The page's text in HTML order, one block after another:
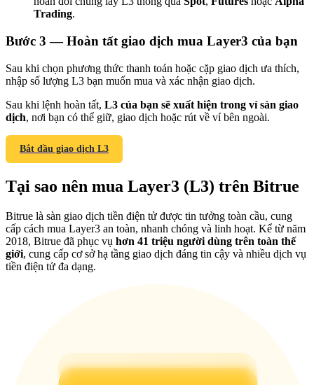
Giới thiệu
Mời một người bạn để nhận phần thưởng tiền mặt
Deposit & Trade BTC to Share 25000 USDT prize pool!
Trading.
Bước 3 —Hoàn tất giao dịch mua Layer3 của bạn
Sau khi chọn phương thức thanh toán hoặc cặp giao dịch ưa thích,
nhập số lượng L3 bạn muốn mua và xác nhận giao dịch.
Sau khi lệnh hoàn tất, L3 của bạn sẽ xuất hiện trong ví sàn giao
dịch, nơi bạn có thể giữ, giao dịch hoặc rút về ví bên ngoài.
Bắt đầu giao dịch L3
Tại sao nên mua Layer3 (L3) trên Bitrue
Bitrue là sàn giao dịch tiền điện tử được tin tưởng toàn cầu, cung
cấp cách mua Layer3 an toàn, nhanh chóng và linh hoạt. Kể từ năm
2018, Bitrue đã phục vụ hơn 41 triệu người dùng trên toàn thế
giới, cung cấp cơ sở hạ tầng giao dịch đáng tin cậy và nhiều dịch vụ
tiền điện tử đa dạng.